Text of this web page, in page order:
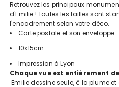
Retrouvez les principaux
d'Emilie ! Toutes les tailles sont
l'encadrement selon votre déco.
Carte postale et son enveloppe
10x15cm
Impression à Lyon
Chaque vue est entièrement
Emilie dessine seule, à la plume